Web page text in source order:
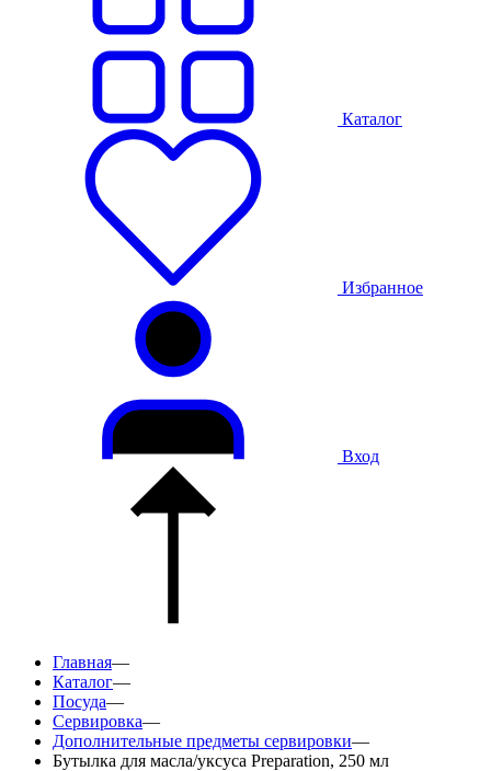
Каталог
Избранное
Вход
Главная—
Каталог—
Посуда—
Сервировка—
Дополнительные предметы сервировки—
Бутылка для масла/уксуса Preparation, 250 мл